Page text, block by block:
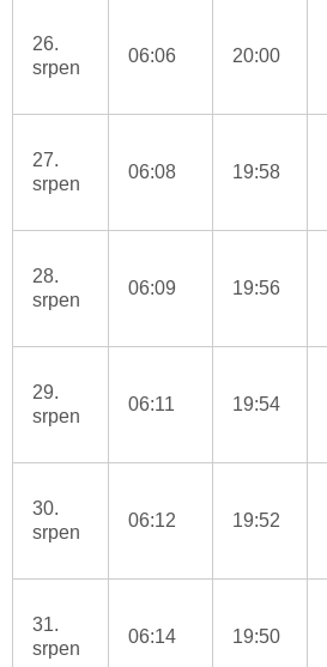
26.
srpen
06:06 20:00
27.
srpen
06:08 19:58
28.
srpen
06:09 19:56
29.
srpen
06:11 19:54
30.
srpen
06:12 19:52
31.
srpen
06:14 19:50